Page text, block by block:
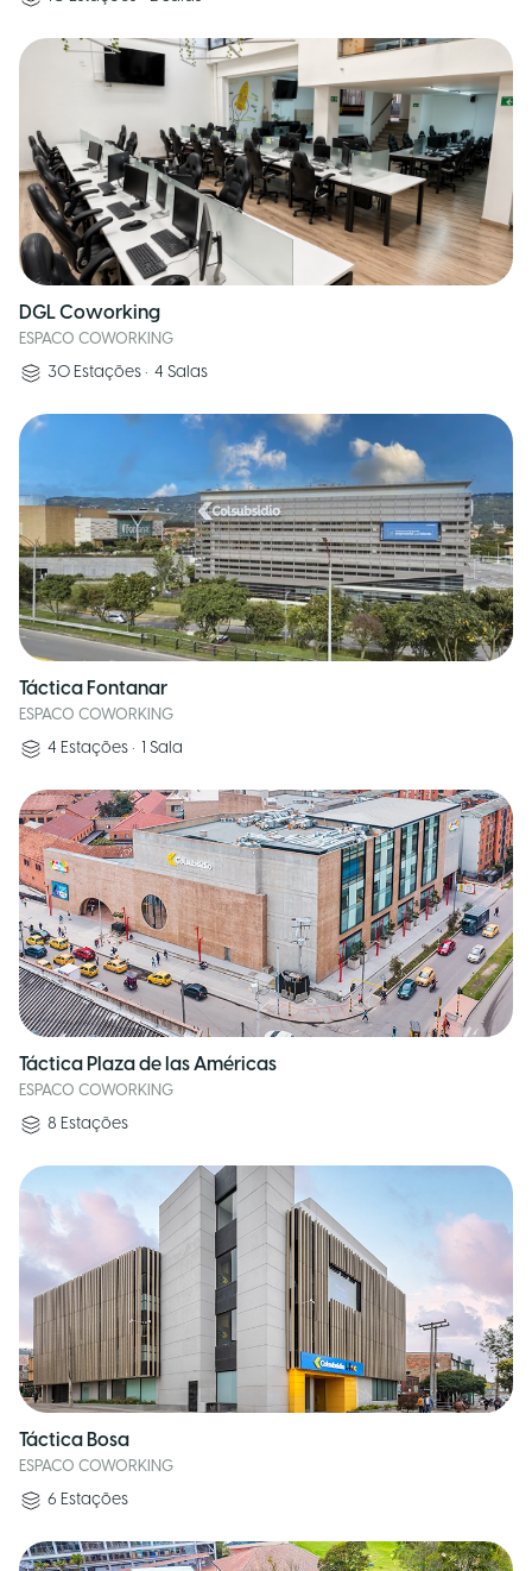
DGL Coworking
ESPACO COWORKING
30 Estações • 4 Salas
Táctica Fontanar
ESPACO COWORKING
4 Estações • 1 Sala
Táctica Plaza de las Américas
ESPACO COWORKING
8 Estações
Táctica Bosa
ESPACO COWORKING
6 Estações